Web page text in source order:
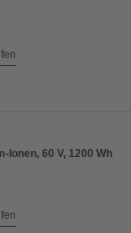
Ionen, 60 V, 1200 Wh